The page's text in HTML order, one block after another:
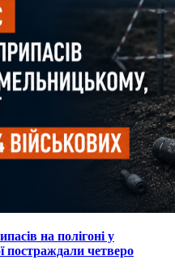
на полігоні у
постраждали четверо